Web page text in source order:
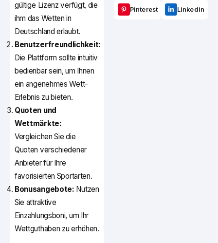
gültige Lizenz verfügt, die
ihm das Wetten in
Deutschland erlaubt.
Benutzerfreundlichkeit:
Die Plattform sollte intuitiv
bedienbar sein, um Ihnen
ein angenehmes Wett-
Erlebnis zu bieten.
Quoten und
Wettmärkte:
Vergleichen Sie die
Quoten verschiedener
Anbieter für Ihre
favorisierten Sportarten.
Bonusangebote: Nutzen
Sie attraktive
Einzahlungsboni, um Ihr
Wettguthaben zu erhöhen.
Pinterest Linkedin